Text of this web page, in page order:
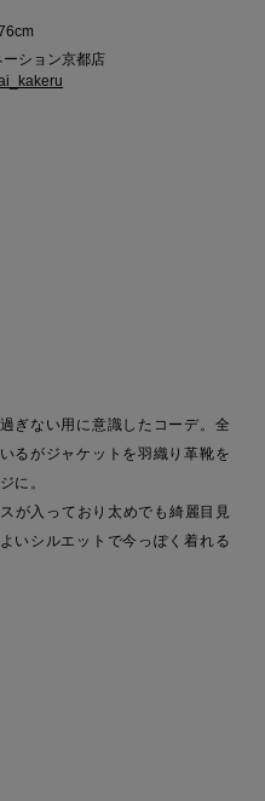
ーション京都店
ぎない用に意識したコーデ。全
るがジャケットを羽織り革靴を
に。
が入っており太めでも綺麗目見
いシルエットで今っぽく着れる